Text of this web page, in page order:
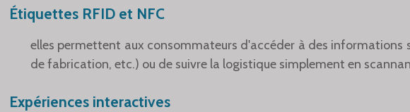
Étiquettes RFID et NFC
elles permettent aux consommateurs d'accéder à des informations
de fabrication, etc.) ou de suivre la logistique simplement en
Expériences interactives